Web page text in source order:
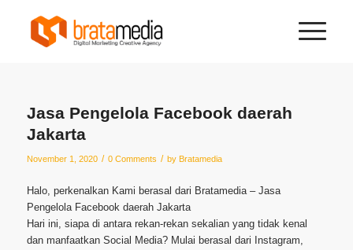
Jasa Pengelola Facebook daerah
Jakarta
November 1, 2020 / 0 Comments / by Bratamedia
Halo, perkenalkan Kami berasal dari Bratamedia – Jasa
Pengelola Facebook daerah Jakarta
Hari ini, siapa di antara rekan-rekan sekalian yang tidak kenal
dan manfaatkan Social Media? Mulai berasal dari Instagram,